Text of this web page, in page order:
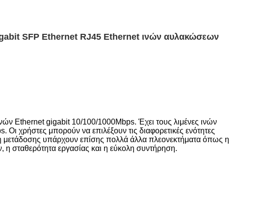
SFP Ethernet RJ45 Ethernet ινών αυλακώσεων
Ethernet gigabit 10/100/1000Mbps. Έχει τους λιμένες ινών
χρήστες μπορούν να επιλέξουν τις διαφορετικές ενότητες
μετάδοσης υπάρχουν επίσης πολλά άλλα πλεονεκτήματα όπως η
σταθερότητα εργασίας και η εύκολη συντήρηση.